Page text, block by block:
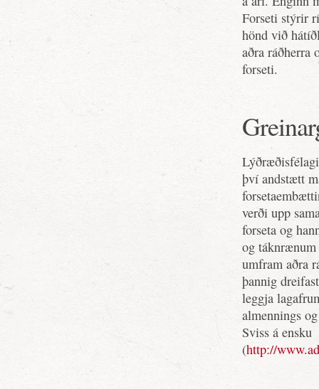
Forseti stýrir
hönd við
aðra ráðherra
forseti.
því andstætt
verði upp
forseta og
og
umfram aðra
þannig
leggja
almennings
Sviss á ensku
(http://